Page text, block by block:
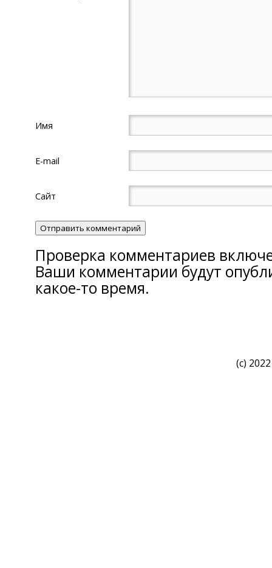
Имя
E-mail
Сайт
Проверка комментариев
Ваши комментарии будут
какое-то время.
(c)